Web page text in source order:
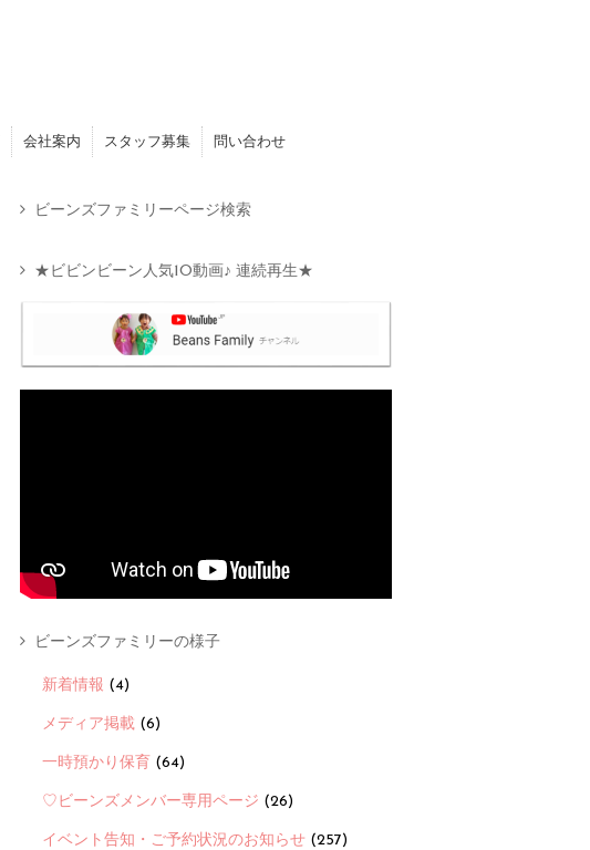
会社案内 スタッフ募集 問い合わせ
ビーンズファミリーページ検索
★ビビンビーン人気10動画♪ 連続再生★
ビーンズファミリーの様子
新着情報 (4)
メディア掲載 (6)
一時預かり保育 (64)
♡ビーンズメンバー専用ページ (26)
イベント告知・ご予約状況のお知らせ (257)